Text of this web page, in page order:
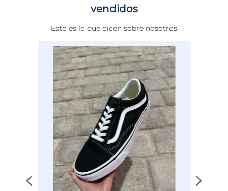
DE 0 A 4 cms
NORMAL
NEGRO
INDUSTRIAL
vendidos
Esto es lo que dicen sobre nosotros